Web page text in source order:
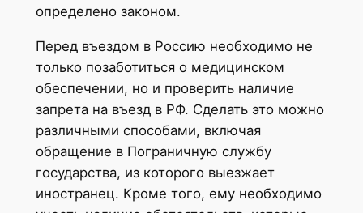
определено законом.
Перед въездом в Россию необходимо не
только позаботиться о медицинском
обеспечении, но и проверить наличие
запрета на въезд в РФ. Сделать это можно
различными способами, включая
обращение в Пограничную службу
государства, из которого выезжает
иностранец. Кроме того, ему необходимо